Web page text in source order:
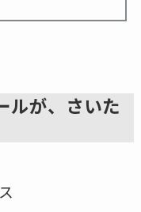
ルが、さいた